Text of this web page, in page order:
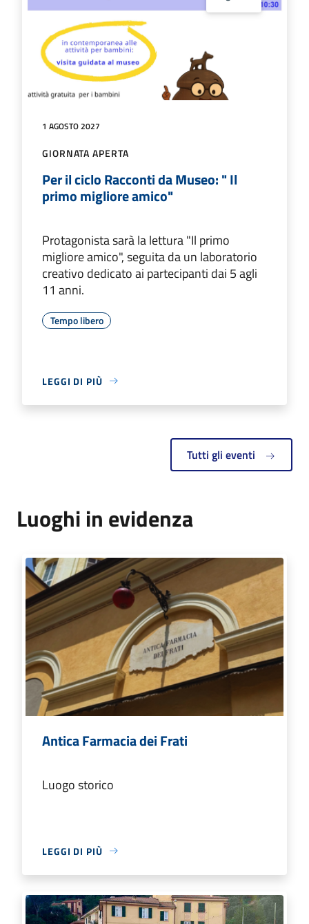
1 AGOSTO 2027
GIORNATA APERTA
Per il ciclo Racconti da Museo: " Il
primo migliore amico"
Protagonista sarà la lettura "Il primo
migliore amico", seguita da un laboratorio
creativo dedicato ai partecipanti dai 5 agli
11 anni.
Tempo libero
LEGGI DI PIÙ
Tutti gli eventi
Luoghi in evidenza
Antica Farmacia dei Frati
Luogo storico
LEGGI DI PIÙ